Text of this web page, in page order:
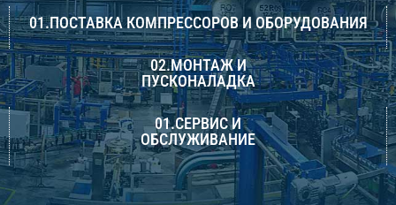
01.ПОСТАВКА КОМПРЕССОРОВ И ОБОРУДОВАНИЯ
02.МОНТАЖ И
ПУСКОНАЛАДКА
01.СЕРВИС И
ОБСЛУЖИВАНИЕ